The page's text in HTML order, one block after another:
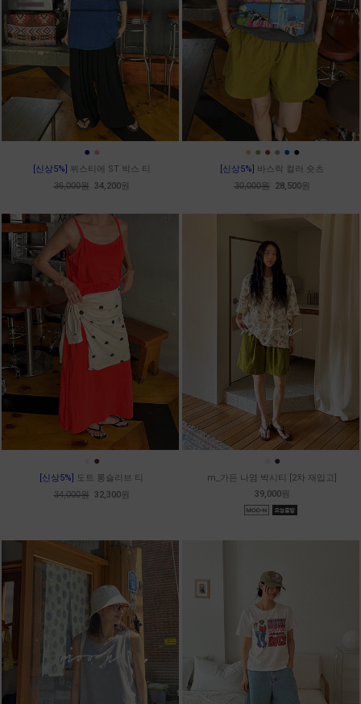
● ●
[신상5%] 뷔스티에 ST 박스 티
36,000원 34,200원
● ● ● ● ● ●
[신상5%] 바스락 컬러 숏츠
30,000원 28,500원
●
[신상5%] 도트 롱슬리브 티
34,000원 32,300원
●
m_가든 나염 박시티 [2차 재입고]
39,000원